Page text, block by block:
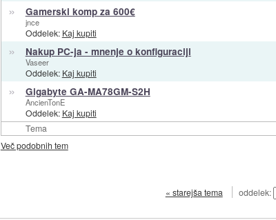
Tema
» Gamerski komp za 600€
jnce
Oddelek: Kaj kupiti
» Nakup PC-ja - mnenje o konfiguraciji
Vaseer
Oddelek: Kaj kupiti
» Gigabyte GA-MA78GM-S2H
AncienTonE
Oddelek: Kaj kupiti
Več podobnih tem
« starejša tema oddelek: